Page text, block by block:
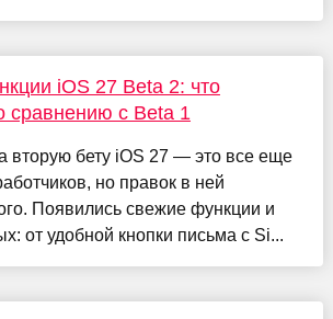
iOS 27 Beta 2: что
сравнению с Beta 1
вторую бету iOS 27 — это все еще
но правок в ней
Появились свежие функции и
от удобной кнопки письма с Si...